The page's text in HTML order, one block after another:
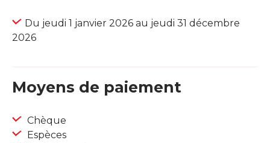
Du jeudi 1 janvier 2026 au jeudi 31 décembre
2026
Moyens de paiement
Chèque
Espèces